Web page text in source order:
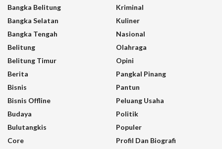
Bangka Belitung
Bangka Selatan
Bangka Tengah
Belitung
Belitung Timur
Berita
Bisnis
Bisnis Offline
Budaya
Bulutangkis
Core
Kriminal
Kuliner
Nasional
Olahraga
Opini
Pangkal Pinang
Pantun
Peluang Usaha
Politik
Populer
Profil Dan Biografi